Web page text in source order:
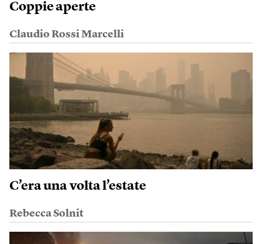
Coppie aperte
Claudio Rossi Marcelli
C’era una volta l’estate
Rebecca Solnit